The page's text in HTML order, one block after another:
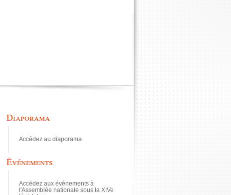
Diaporama
Accédez au diaporama
Événements
Accédez aux événements à
l'Assemblée nationale sous la XIVe